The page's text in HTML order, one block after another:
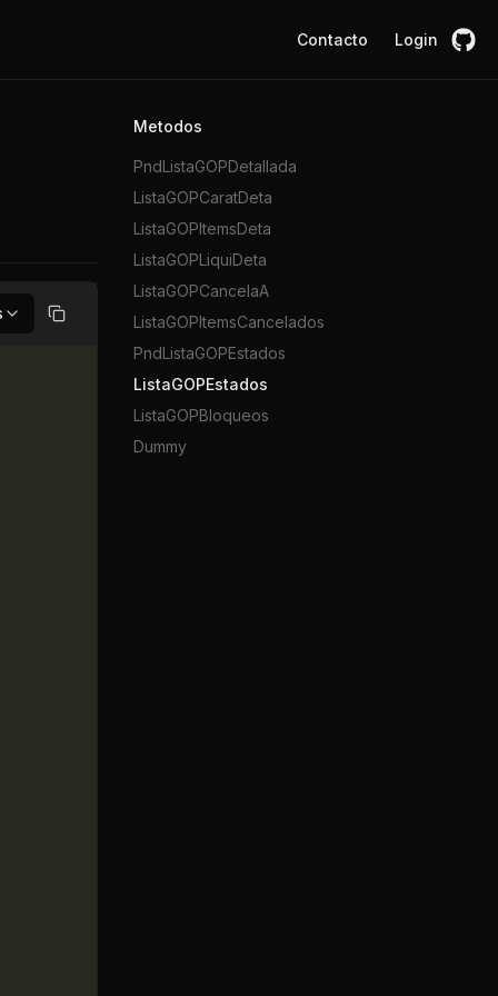
Contacto Login
Copiar
Metodos
PndListaGOPDetallada
ListaGOPCaratDeta
ListaGOPItemsDeta
ListaGOPLiquiDeta
ListaGOPCancelaA
ListaGOPItemsCancelados
PndListaGOPEstados
ListaGOPEstados
ListaGOPBloqueos
Dummy